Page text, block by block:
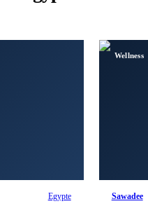
Egypte
Wellness
Sawadee